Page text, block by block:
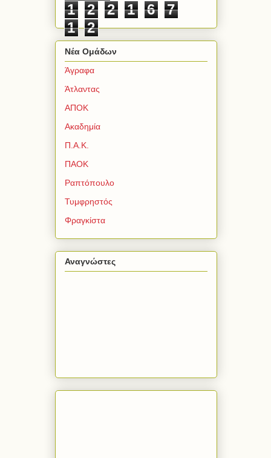
1 2 2 1 6
7
1
2
Νέα Ομάδων
Άγραφα
Άτλαντας
ΑΠΟΚ
Ακαδημία
Π.Α.Κ.
ΠΑΟΚ
Ραπτόπουλο
Τυμφρηστός
Φραγκίστα
Αναγνώστες